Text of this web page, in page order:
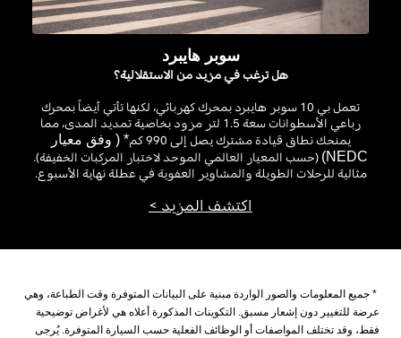
سوبر هايبرد
هل ترغب في مزيد من الاستقلالية؟
تعمل بي 10 سوبر هايبردبمحرك كهربائي، لكنها تأتي أيضاً بمحرك
رباعي الأسطوانات سعة 1.5 لتر مزود بخاصية تمديد المدى، مما
يمنحك نطاق قيادة مشترك يصل إلى 990كم* ( وفق معيار
NEDC
) (حسب المعيار العالمي الموحد لاختبار المركبات الخفيفة).
مثالية للرحلات الطويلة والمشاوير العفوية في عطلة نهاية الأسبوع.
اكتشف المزيد >
* جميع المعلومات والصور الواردة مبنية على البيانات المتوفرة وقت الطباعة، وهي
عرضة للتغيير دون إشعار مسبق. التكوينات المذكورة أعلاه هي لأغراض توضيحية
فقط، وقد تختلف المواصفات أو الوظائف الفعلية حسب السيارة المتوفرة. يُرجى